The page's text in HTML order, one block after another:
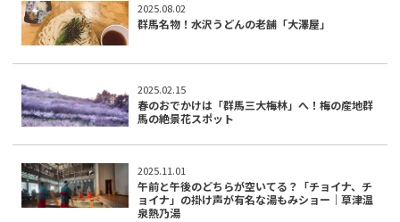
2025.08.02
群馬名物！水沢うどんの老舗「大澤屋」
2025.02.15
春のおでかけは「群馬三大梅林」へ！梅の産地群
馬の絶景花スポット
2025.11.01
午前と午後のどちらが空いてる？「チョイナ、チ
ョイナ」の掛け声が有名な湯もみショー｜草津温
泉熱乃湯